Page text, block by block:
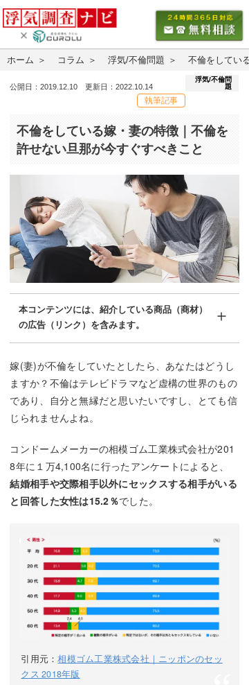
ホーム コラム 浮気/不倫問題 不倫をしてい
公開日：2019.12.10 更新日：2022.10.14
執筆記事
浮気/不倫問
題
不倫をしている嫁・妻の特徴｜不倫を
許せない旦那が今すぐすべきこと
本コンテンツには、紹介している商品（商材）
の広告（リンク）を含みます。
嫁(妻)が不倫をしていたとしたら、あなたはどうし
ますか？不倫はテレビドラマなど虚構の世界のもの
であり、自分と無縁だと思いたいですし、とても信
じられませんよね。
コンドームメーカーの相模ゴム工業株式会社が201
8年に１万4,100名に行ったアンケートによると、
結婚相手や交際相手以外にセックスする相手がいる
と回答した女性は15.2％でした。
引用元：相模ゴム工業株式会社｜ニッポンのセッ
クス 2018年版